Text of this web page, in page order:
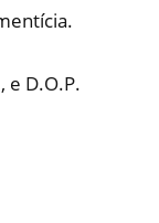
e D.O.P.